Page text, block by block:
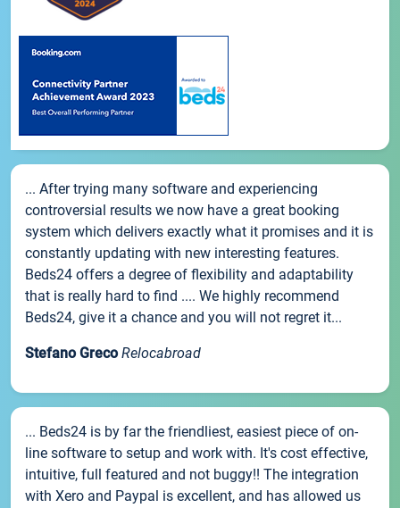
... After trying many software and experiencing
controversial results we now have a great booking
system which delivers exactly what it promises and it is
constantly updating with new interesting features.
Beds24 offers a degree of flexibility and adaptability
that is really hard to find .... We highly recommend
Beds24, give it a chance and you will not regret it...
Stefano Greco Relocabroad
... Beds24 is by far the friendliest, easiest piece of on-
line software to setup and work with. It's cost effective,
intuitive, full featured and not buggy!! The integration
with Xero and Paypal is excellent, and has allowed us